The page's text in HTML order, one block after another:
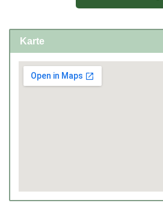
Karte